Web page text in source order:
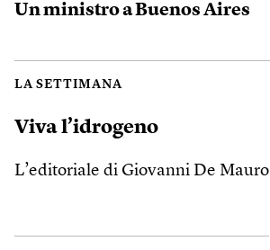
Un ministro a Buenos Aires
LA SETTIMANA
Viva l’idrogeno
L’editoriale di Giovanni De Mauro